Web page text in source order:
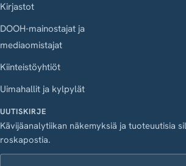
Kirjastot
DOOH-mainostajat ja
mediaomistajat
Kiinteistöyhtiöt
Uimahallit ja kylpylät
UUTISKIRJE
Kävijäanalytiikan näkemyksiä ja tuoteuutisia
roskapostia.